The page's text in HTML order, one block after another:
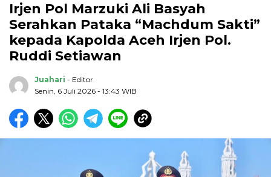
Irjen Pol Marzuki Ali Basyah
Serahkan Pataka “Machdum Sakti”
kepada Kapolda Aceh Irjen Pol.
Ruddi Setiawan
Juahari - Editor
Senin, 6 Juli 2026 - 13:43 WIB